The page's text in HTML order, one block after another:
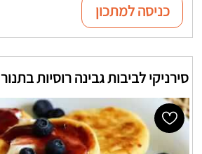
כניסה למתכון
סירניקי לביבות גבינה רוסיות בתנור